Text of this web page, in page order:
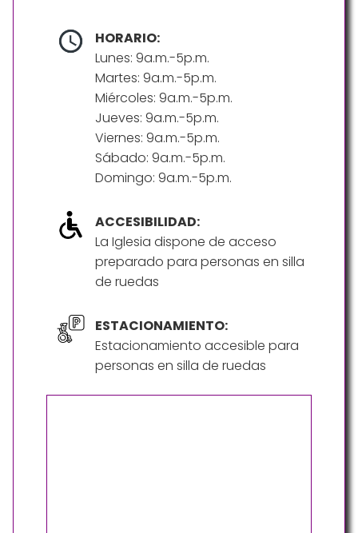
HORARIO:
Lunes: 9a.m.-5p.m.
Martes: 9a.m.-5p.m.
Miércoles: 9a.m.-5p.m.
Jueves: 9a.m.-5p.m.
Viernes: 9a.m.-5p.m.
Sábado: 9a.m.-5p.m.
Domingo: 9a.m.-5p.m.
ACCESIBILIDAD:
La Iglesia dispone de acceso
preparado para personas en silla
de ruedas
ESTACIONAMIENTO:
Estacionamiento accesible para
personas en silla de ruedas